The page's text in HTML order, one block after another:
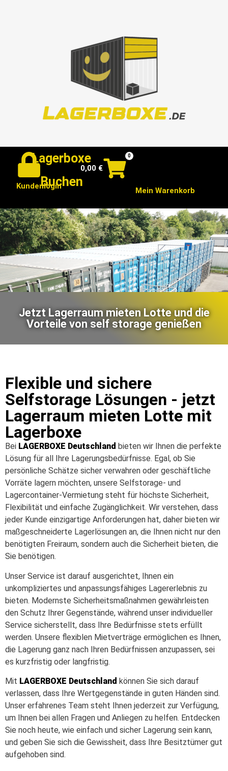
Kundenlogin
Lagerboxe
Buchen
0,00 €
0
Mein Warenkorb
Jetzt Lagerraum mieten Lotte und die
Vorteile von self storage genießen
Flexible und sichere
Selfstorage Lösungen - jetzt
Lagerraum mieten Lotte mit
Lagerboxe
Bei LAGERBOXE Deutschland bieten wir Ihnen die perfekte
Lösung für all Ihre Lagerungsbedürfnisse. Egal, ob Sie
persönliche Schätze sicher verwahren oder geschäftliche
Vorräte lagern möchten, unsere Selfstorage- und
Lagercontainer-Vermietung steht für höchste Sicherheit,
Flexibilität und einfache Zugänglichkeit. Wir verstehen, dass
jeder Kunde einzigartige Anforderungen hat, daher bieten wir
maßgeschneiderte Lagerlösungen an, die Ihnen nicht nur den
benötigten Freiraum, sondern auch die Sicherheit bieten, die
Sie benötigen.
Unser Service ist darauf ausgerichtet, Ihnen ein
unkompliziertes und anpassungsfähiges Lagererlebnis zu
bieten. Modernste Sicherheitsmaßnahmen gewährleisten
den Schutz Ihrer Gegenstände, während unser individueller
Service sicherstellt, dass Ihre Bedürfnisse stets erfüllt
werden. Unsere flexiblen Mietverträge ermöglichen es Ihnen,
die Lagerung ganz nach Ihren Bedürfnissen anzupassen, sei
es kurzfristig oder langfristig.
Mit LAGERBOXE Deutschland können Sie sich darauf
verlassen, dass Ihre Wertgegenstände in guten Händen sind.
Unser erfahrenes Team steht Ihnen jederzeit zur Verfügung,
um Ihnen bei allen Fragen und Anliegen zu helfen. Entdecken
Sie noch heute, wie einfach und sicher Lagerung sein kann,
und geben Sie sich die Gewissheit, dass Ihre Besitztümer gut
aufgehoben sind.